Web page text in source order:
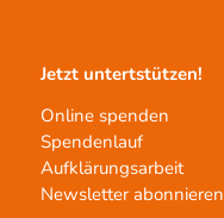
Jetzt untertstützen!
Online spenden
Spendenlauf
Aufklärungsarbeit
Newsletter abonnieren